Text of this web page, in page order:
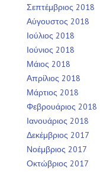
Σεπτέμβριος 2018
Αύγουστος 2018
Ιούλιος 2018
Ιούνιος 2018
Μάιος 2018
Απρίλιος 2018
Μάρτιος 2018
Φεβρουάριος 2018
Ιανουάριος 2018
Δεκέμβριος 2017
Νοέμβριος 2017
Οκτώβριος 2017